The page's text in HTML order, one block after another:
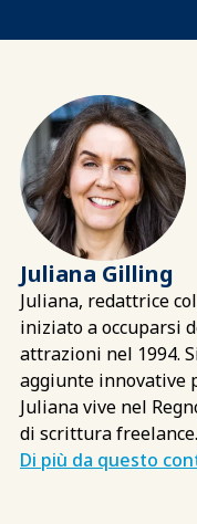
Juliana Gilling
Juliana, redattrice
iniziato a occuparsi
attrazioni nel 1994.
aggiunte innovative
Juliana vive nel
di scrittura
Di più da questo